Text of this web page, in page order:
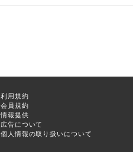
利用規約
会員規約
情報提供
広告について
個人情報の取り扱いについて